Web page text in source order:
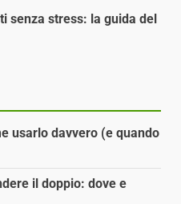
senza stress: la guida del
usarlo davvero (e quando
il doppio: dove e